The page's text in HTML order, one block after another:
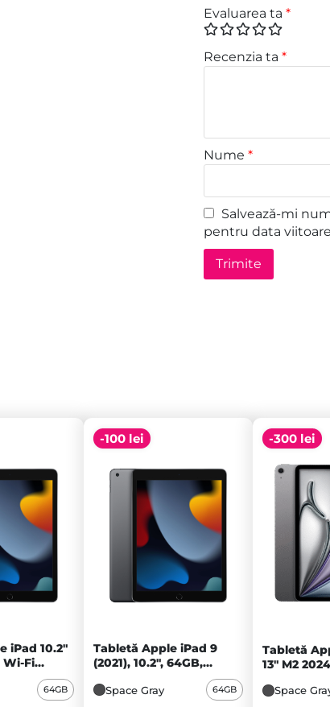
Evaluarea ta *
Recenzia ta *
Nume *
Salvează-mi
pentru data
iPad 10.2"
Wi-Fi
Gray - A+
64GB
-100 lei
Tabletă Apple iPad 9
(2021), 10.2", 64GB,
Cellular, Space Gray - B
Space Gray 64GB
-300 lei
Tabletă
13" M2
Cellular,
Space